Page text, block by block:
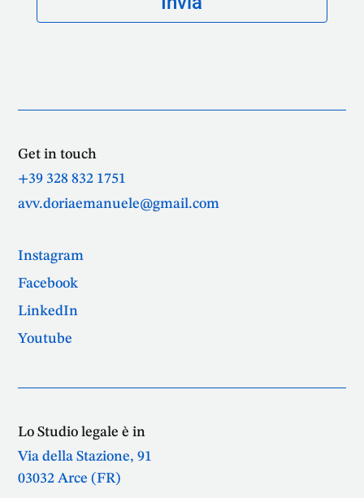
Get in touch
+39 328 832 1751
avv.doriaemanuele@gmail.com
Instagram
Facebook
LinkedIn
Youtube
Lo Studio legale è in
Via della Stazione, 91
03032 Arce (FR)